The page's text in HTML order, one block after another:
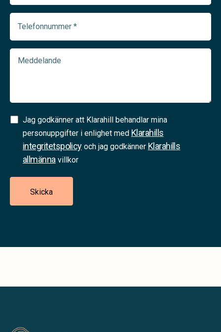
(Required)
(Required)
Samtycke
(Required)
Jag godkänner att Klarahill behandlar mina
personuppgifter i enlighet med Klarahills
integritetspolicyoch jag godkänner Klarahills
allmännavillkor
Skicka